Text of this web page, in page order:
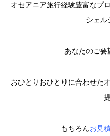
オセアニア旅行経験豊富なプ
シェル
あなたのご要
おひとりおひとりに合わせた
もちろんお見